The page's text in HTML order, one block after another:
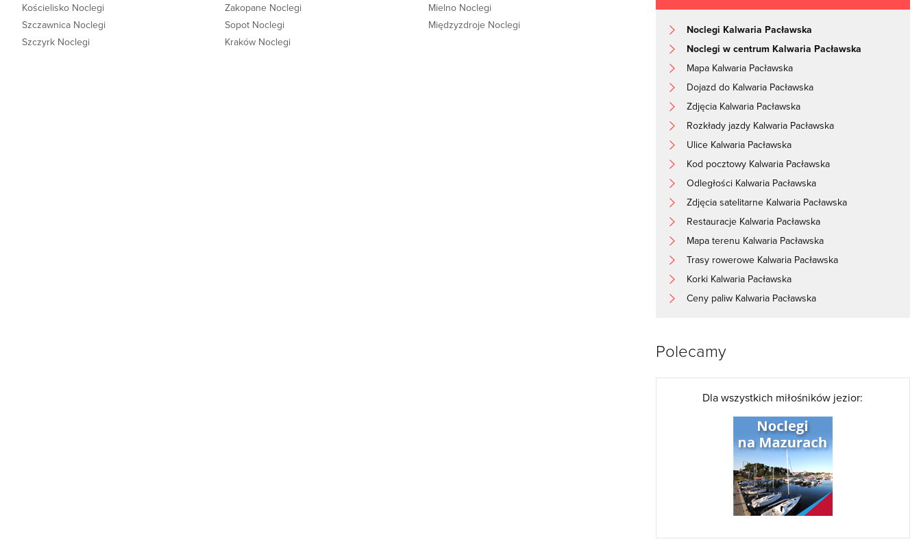
Kościelisko Noclegi
Szczawnica Noclegi
Szczyrk Noclegi
Zakopane Noclegi
Sopot Noclegi
Kraków Noclegi
Mielno Noclegi
Międzyzdroje Noclegi
Noclegi Kalwaria Pacławska
Noclegi w centrum Kalwaria Pacławska
Mapa Kalwaria Pacławska
Dojazd do Kalwaria Pacławska
Zdjęcia Kalwaria Pacławska
Rozkłady jazdy Kalwaria Pacławska
Ulice Kalwaria Pacławska
Kod pocztowy Kalwaria Pacławska
Odległości Kalwaria Pacławska
Zdjęcia satelitarne Kalwaria Pacławska
Restauracje Kalwaria Pacławska
Mapa terenu Kalwaria Pacławska
Trasy rowerowe Kalwaria Pacławska
Korki Kalwaria Pacławska
Ceny paliw Kalwaria Pacławska
Polecamy
Dla wszystkich miłośników jezior: